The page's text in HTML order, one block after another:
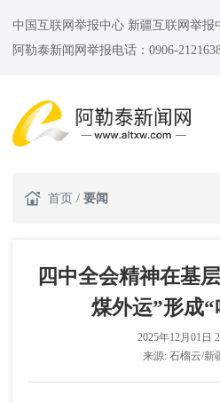
中国互联网举报中心 新疆互联网举报
阿勒泰新闻网举报电话：0906-
首页 / 要闻
四中全会精神在基
煤外运”形成
2025年12月01日
来源:石榴云/新